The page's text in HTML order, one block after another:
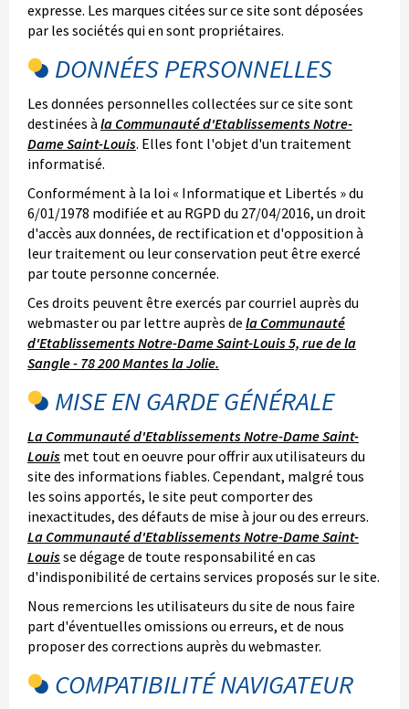
expresse. Les marques citées sur ce site sont déposées
par les sociétés qui en sont propriétaires.
DONNÉES PERSONNELLES
Les données personnelles collectées sur ce site sont
destinées à la Communauté d'Etablissements Notre-
Dame Saint-Louis. Elles font l'objet d'un traitement
informatisé.
Conformément à la loi « Informatique et Libertés » du
6/01/1978 modifiée et au RGPD du 27/04/2016, un droit
d'accès aux données, de rectification et d'opposition à
leur traitement ou leur conservation peut être exercé
par toute personne concernée.
Ces droits peuvent être exercés par courriel auprès du
webmaster ou par lettre auprès de la Communauté
d'Etablissements Notre-Dame Saint-Louis 5, rue de la
Sangle - 78 200 Mantes la Jolie.
MISE EN GARDE GÉNÉRALE
La Communauté d'Etablissements Notre-Dame Saint-
Louis met tout en oeuvre pour offrir aux utilisateurs du
site des informations fiables. Cependant, malgré tous
les soins apportés, le site peut comporter des
inexactitudes, des défauts de mise à jour ou des erreurs.
La Communauté d'Etablissements Notre-Dame Saint-
Louisse dégage de toute responsabilité en cas
d'indisponibilité de certains services proposés sur le site.
Nous remercions les utilisateurs du site de nous faire
part d'éventuelles omissions ou erreurs, et de nous
proposer des corrections auprès du webmaster.
COMPATIBILITÉ NAVIGATEUR